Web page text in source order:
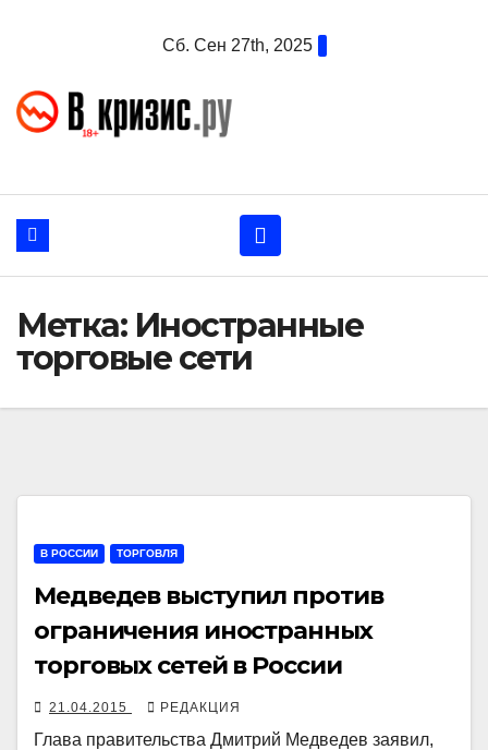
Сб. Сен 27th, 2025
Метка: Иностранные
торговые сети
В РОССИИ ТОРГОВЛЯ
Медведев выступил против
ограничения иностранных
торговых сетей в России
21.04.2015 РЕДАКЦИЯ
Глава правительства Дмитрий Медведев заявил,